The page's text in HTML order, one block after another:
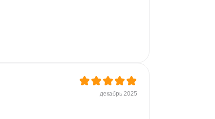
декабрь 2025